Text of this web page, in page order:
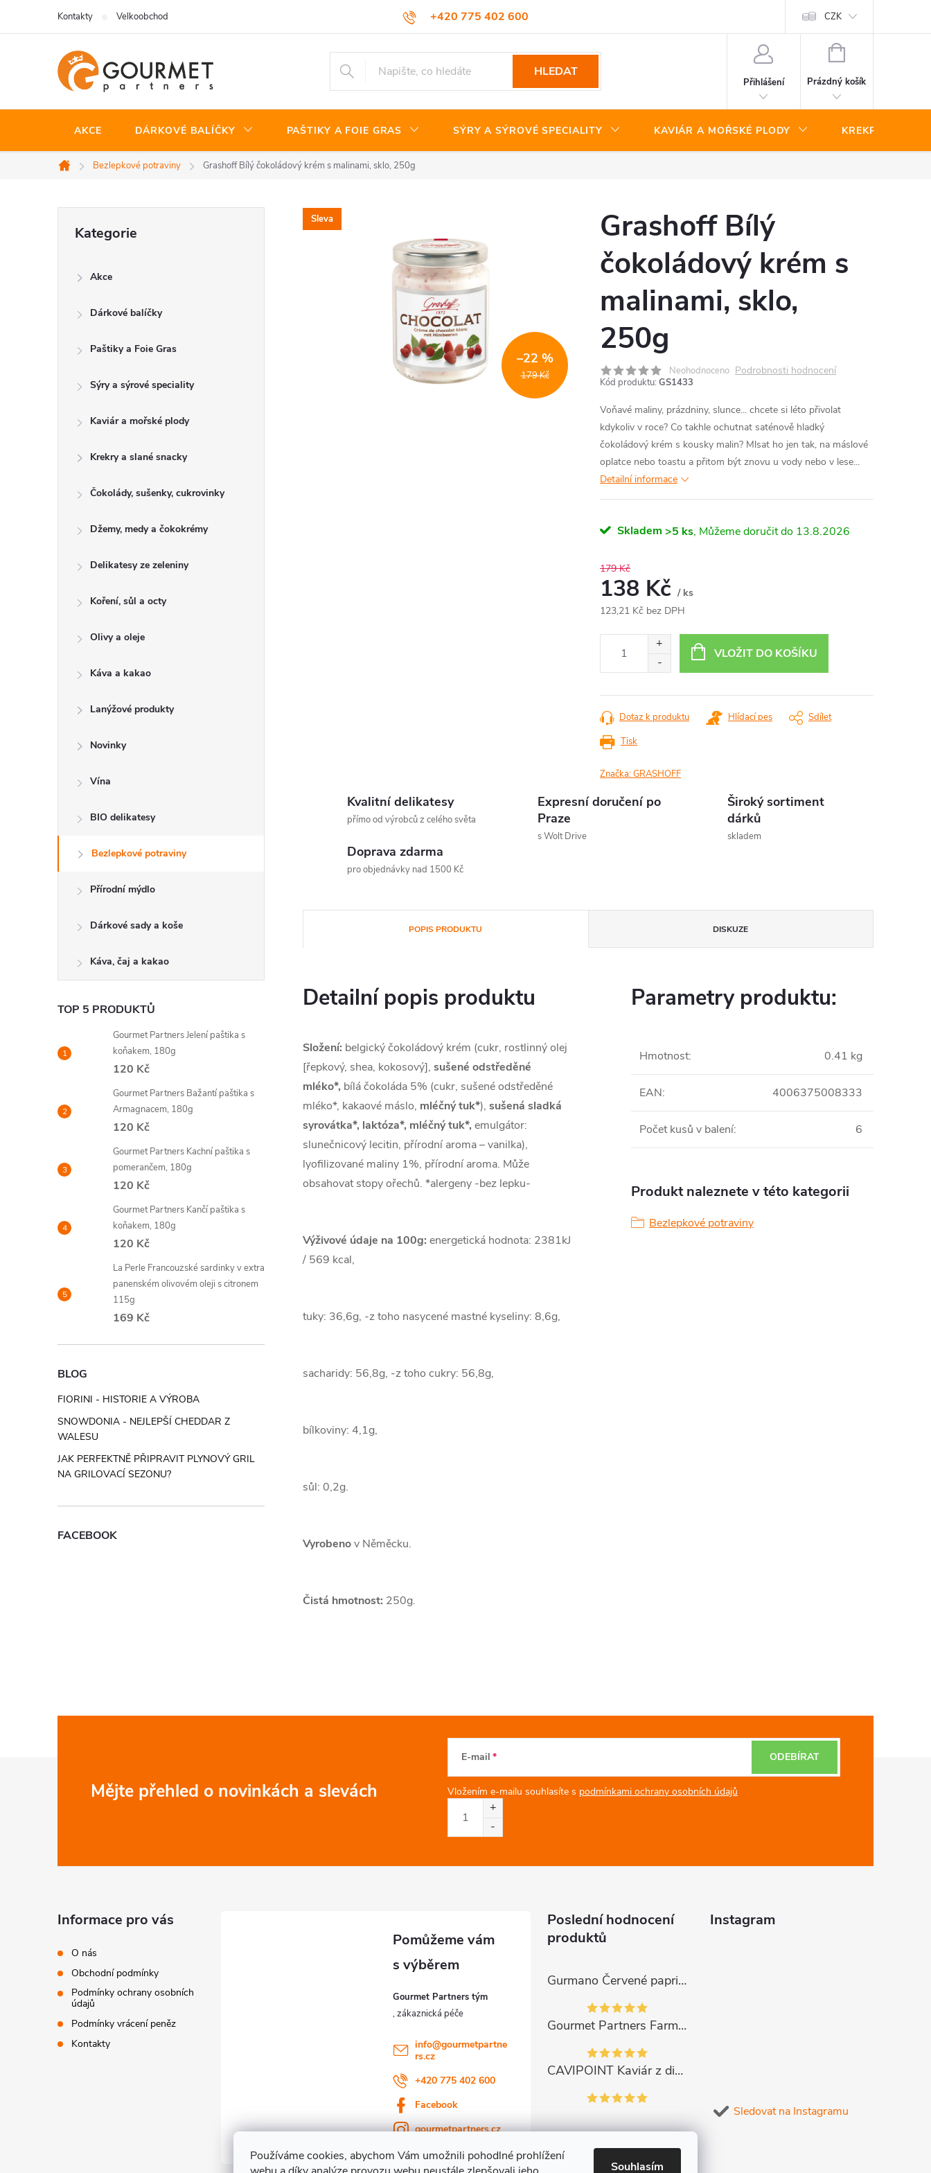
Používáme cookies, abychom Vám umožnili pohodlné prohlížení
Souhlasím
+420 775 402 600
Kontakty Velkoobchod CZK
HLEDAT
Přihlášení
NÁKUPNÍ
Prázdný košík
AKCE DÁRKOVÉ BALÍČKY PAŠTIKY A FOIE GRAS SÝRY A SÝROVÉ SPECIALITY KAVIÁR A MOŘSKÉ PLODY KREKRY A
Domů
Bezlepkové potraviny Grashoff Bílý čokoládový krém s malinami, sklo, 250g
kategorie
Kategorie
Akce
Dárkové balíčky
Paštiky a Foie Gras
Sýry a sýrové speciality
Kaviár a mořské plody
Krekry a slané snacky
Čokolády, sušenky, cukrovinky
Džemy, medy a čokokrémy
Delikatesy ze zeleniny
Koření, sůl a octy
Olivy a oleje
Káva a kakao
Lanýžové produkty
Novinky
Vína
BIO delikatesy
Bezlepkové potraviny
Přírodní mýdlo
Dárkové sady a koše
Káva, čaj a kakao
TOP 5 PRODUKTŮ
Gourmet Partners Jelení paštika s
koňakem, 180g
120 Kč
Gourmet Partners Bažantí paštika s
Armagnacem, 180g
120 Kč
Gourmet Partners Kachní paštika s
pomerančem, 180g
120 Kč
Gourmet Partners Kančí paštika s
koňakem, 180g
120 Kč
La Perle Francouzské sardinky v extra
panenském olivovém oleji s citronem
115g
169 Kč
BLOG
FIORINI - HISTORIE A VÝROBA
SNOWDONIA - NEJLEPŠÍ CHEDDAR Z
WALESU
JAK PERFEKTNĚ PŘIPRAVIT PLYNOVÝ GRIL
NA GRILOVACÍ SEZONU?
FACEBOOK
Sleva
179 Kč
–22 %
Grashoff Bílý
čokoládový krém s
malinami, sklo,
250g
Neohodnoceno Podrobnosti hodnocení
Kód produktu: GS1433
Voňavé maliny, prázdniny, slunce... chcete si léto přivolat
kdykoliv v roce? Co takhle ochutnat saténově hladký
čokoládový krém s kousky malin? Mlsat ho jen tak, na máslové
oplatce nebo toastu a přitom být znovu u vody nebo v lese...
Detailní informace
Skladem >5 ks 13.8.2026
179 Kč
138 Kč / ks
123,21 Kč bez DPH
VLOŽIT DO KOŠÍKU
Tisk
Dotaz k produktu Hlídací pes Sdílet
Značka:GRASHOFF
Kvalitní delikatesy
přímo od výrobců z celého světa
Expresní doručení po
Praze
s Wolt Drive
Široký sortiment
dárků
skladem
Doprava zdarma
pro objednávky nad 1500 Kč
POPIS PRODUKTU DISKUZE
Detailní popis produktu
Složení: belgický čokoládový krém (cukr, rostlinný olej
[řepkový, shea, kokosový], sušené odstředěné
mléko*, bílá čokoláda 5% (cukr, sušené odstředěné
mléko*, kakaové máslo, mléčný tuk*), sušená sladká
syrovátka*, laktóza*, mléčný tuk*, emulgátor:
slunečnicový lecitin, přírodní aroma – vanilka),
lyofilizované maliny 1%, přírodní aroma. Může
obsahovat stopy ořechů. *alergeny -bez lepku-
Výživové údaje na 100g: energetická hodnota: 2381kJ
/ 569 kcal,
tuky: 36,6g, -z toho nasycené mastné kyseliny: 8,6g,
sacharidy: 56,8g, -z toho cukry: 56,8g,
bílkoviny: 4,1g,
sůl: 0,2g.
Vyrobenov Něměcku.
Čistá hmotnost: 250g.
Parametry produktu:
Hmotnost: 0.41 kg
EAN: 4006375008333
Počet kusů v balení: 6
Produkt naleznete v této kategorii
Bezlepkové potraviny
Mějte přehled o novinkách a slevách
E-mail
Vložením e-mailu souhlasíte s podmínkami ochrany osobních údajů
ODEBÍRAT
Informace pro vás
O nás
Obchodní podmínky
Podmínky ochrany osobních
údajů
Podmínky vrácení peněz
Kontakty
Gourmet Partners tým
info@gourmetpartne
rs.cz
+420 775 402 600
Facebook
gourmetpartners.cz
Poslední hodnocení
produktů
Gurmano Červené papričky plněné sýrem HOT palivé, 290g
Gourmet Partners Farmářská paštika s hříbky, 180g
CAVIPOINT Kaviár z divok. lososa "KETA GOLD", 200g
Instagram
Sledovat na Instagramu